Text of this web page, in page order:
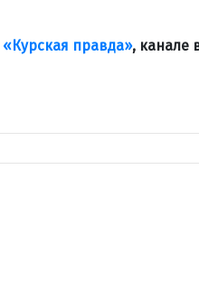
«Курская правда», канале